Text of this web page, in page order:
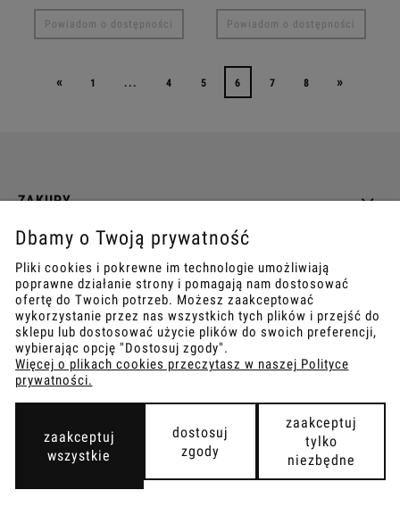
Powiadom o dostępności Powiadom o dostępności
« 1 ... 4 5 6 7 8 »
ZAKUPY
INFO
REGULAMINY
COPYRIGHT © 2021
TEMPISH.WYKONANIE:BOMBARDIER.PRO
Dbamy o Twoją prywatność
Pliki cookies i pokrewne im technologie umożliwiają
poprawne działanie strony i pomagają nam dostosować
ofertę do Twoich potrzeb. Możesz zaakceptować
wykorzystanie przez nas wszystkich tych plików i przejść do
sklepu lub dostosować użycie plików do swoich preferencji,
wybierając opcję "Dostosuj zgody".
Więcej o plikach cookies przeczytasz w naszej Polityce
prywatności.
zaakceptuj
tylko
niezbędne
dostosuj
zgody
zaakceptuj
wszystkie